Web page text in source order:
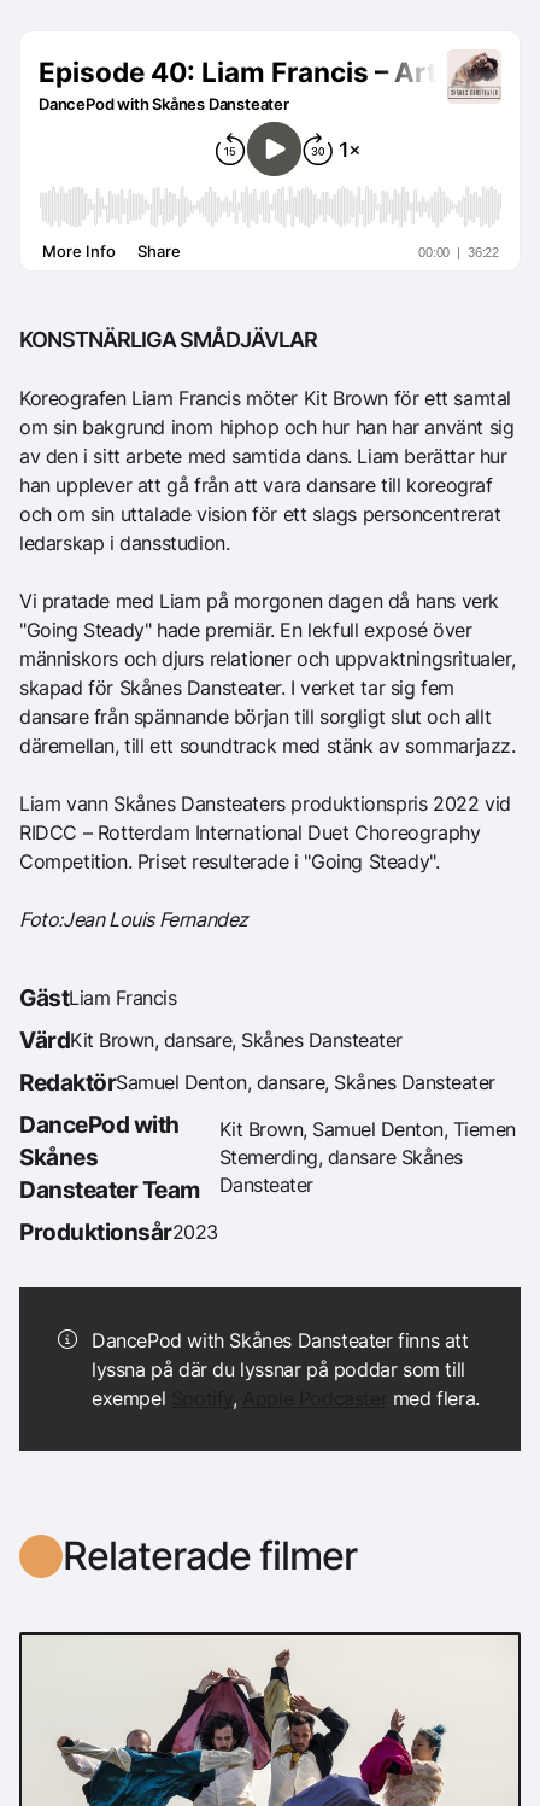
KONSTNÄRLIGA SMÅDJÄVLAR
Koreografen Liam Francis möter Kit Brown för ett samtal
om sin bakgrund inom hiphop och hur han har använt sig
av den i sitt arbete med samtida dans. Liam berättar hur
han upplever att gå från att vara dansare till koreograf
och om sin uttalade vision för ett slags personcentrerat
ledarskap i dansstudion.
Vi pratade med Liam på morgonen dagen då hans verk
"Going Steady" hade premiär. En lekfull exposé över
människors och djurs relationer och uppvaktningsritualer,
skapad för Skånes Dansteater. I verket tar sig fem
dansare från spännande början till sorgligt slut och allt
däremellan, till ett soundtrack med stänk av sommarjazz.
Liam vann Skånes Dansteaters produktionspris 2022 vid
RIDCC – Rotterdam International Duet Choreography
Competition. Priset resulterade i "Going Steady".
Foto:Jean Louis Fernandez
GästLiam Francis
VärdKit Brown, dansare, Skånes Dansteater
RedaktörSamuel Denton, dansare, Skånes Dansteater
DancePod with
Skånes
Dansteater Team
Kit Brown, Samuel Denton, Tiemen
Stemerding, dansare Skånes
Dansteater
Produktionsår2023
DancePod with Skånes Dansteater finns att
lyssna på där du lyssnar på poddar som till
exempel
, med flera.
Relaterade filmer